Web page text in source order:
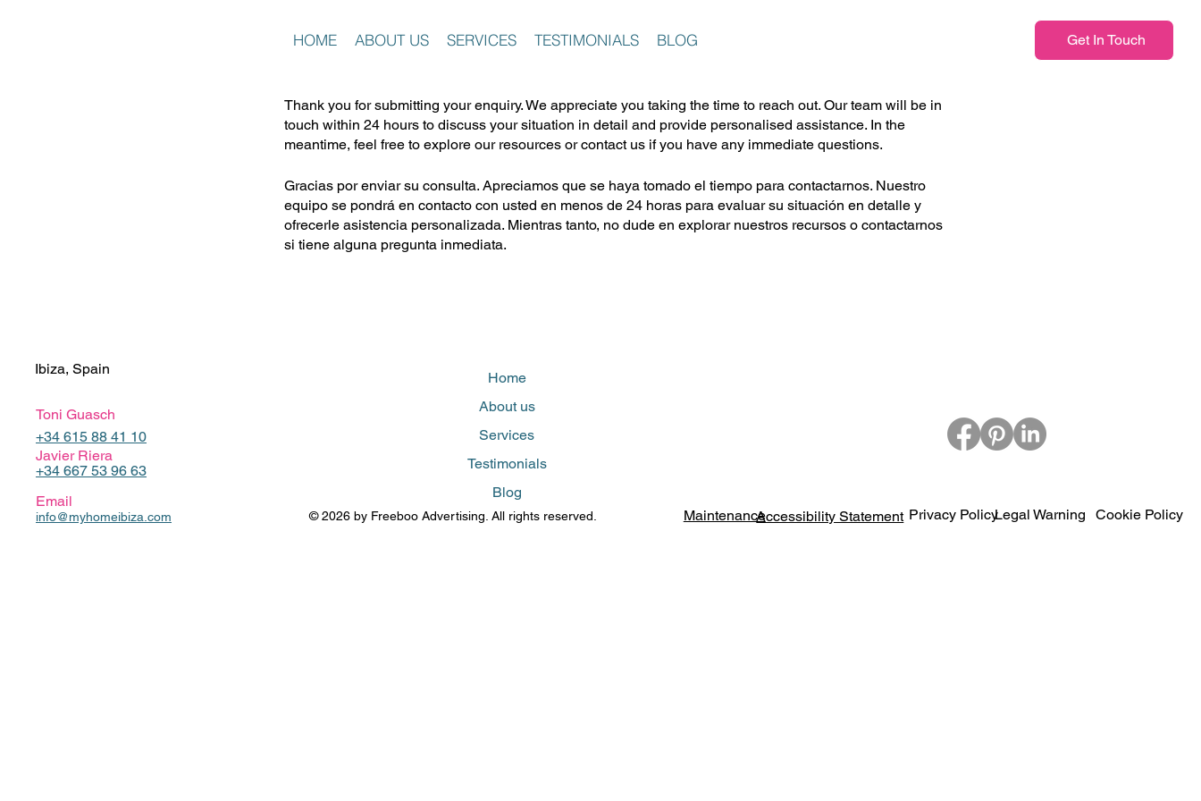
HOME ABOUT US SERVICES TESTIMONIALS BLOG Get In Touch
Thank you for submitting your enquiry. We appreciate you taking the time to reach out. Our team will be in
touch within 24 hours to discuss your situation in detail and provide personalised assistance. In the
meantime, feel free to explore our resources or contact us if you have any immediate questions.
Gracias por enviar su consulta. Apreciamos que se haya tomado el tiempo para contactarnos. Nuestro
equipo se pondrá en contacto con usted en menos de 24 horas para evaluar su situación en detalle y
ofrecerle asistencia personalizada. Mientras tanto, no dude en explorar nuestros recursos o contactarnos
si tiene alguna pregunta inmediata.
Ibiza, Spain
Toni Guasch
+34 615 88 41 10
Javier Riera
+34 667 53 96 63
Email
info@myhomeibiza.com
Home
About us
Services
Testimonials
Blog
© 2026 by Freeboo Advertising. All rights reserved. MaintenanceAccessibility Statement Privacy PolicyLegal Warning Cookie Policy